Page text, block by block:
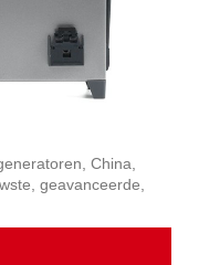
China,
geavanceerde,